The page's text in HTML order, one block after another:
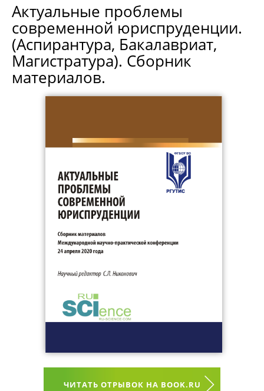
Актуальные проблемы
современной юриспруденции.
(Аспирантура, Бакалавриат,
Магистратура). Сборник
материалов.
ЧИТАТЬ ОТРЫВОК НА BOOK.RU